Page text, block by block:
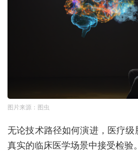
图片来源：图虫
无论技术路径如何演进，医疗
真实的临床医学场景中接受检验。